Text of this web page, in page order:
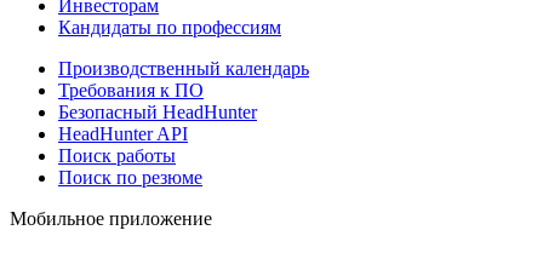
Инвесторам
Кандидаты по профессиям
Производственный календарь
Требования к ПО
Безопасный HeadHunter
HeadHunter API
Поиск работы
Поиск по резюме
Мобильное приложение